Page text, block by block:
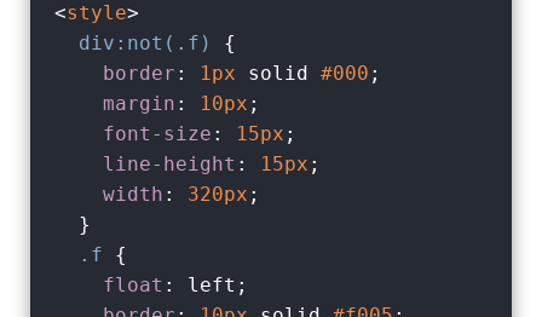
<style>
div :not(.f)
{
border : 1px solid #000 ;
margin : 10px ;
font-size : 15px ;
line-height : 15px ;
width : 320px ;
  }
.f {
float : left;